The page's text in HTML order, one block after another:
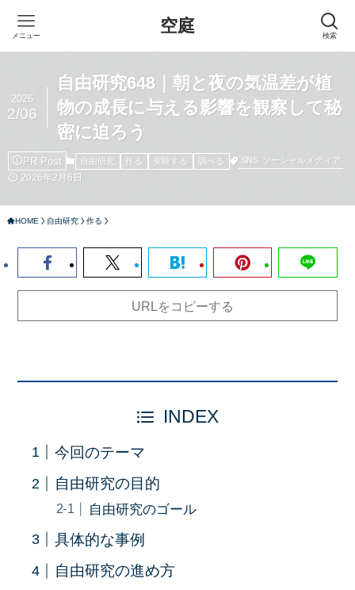
空庭 検索
メニュー
自由研究648｜朝と夜の気温差が植
物の成長に与える影響を観察して秘
密に迫ろう
2026
2/06
PR Post 自由研究 作る 実験する 調べる SNS ソーシャルメディア
2026年2月6日
HOME 自由研究 作る
URLをコピーする
INDEX
今回のテーマ
自由研究の目的
自由研究のゴール
具体的な事例
自由研究の進め方